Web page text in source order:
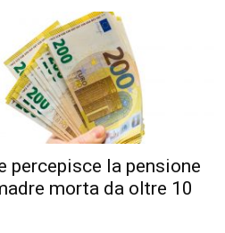
percepisce la pensione
morta da oltre 10